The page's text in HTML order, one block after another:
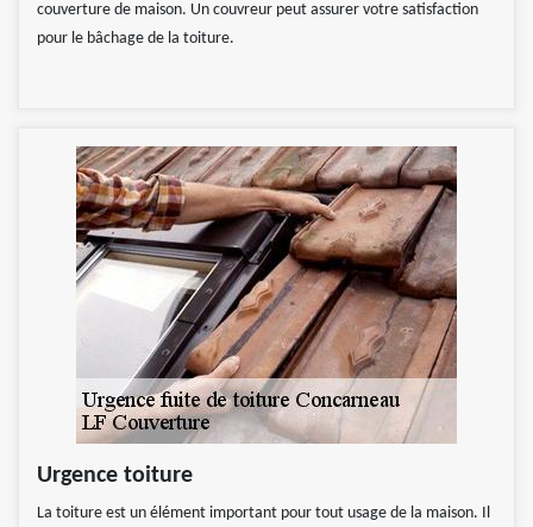
couverture de maison. Un couvreur peut assurer votre satisfaction
pour le bâchage de la toiture.
Urgence toiture
La toiture est un élément important pour tout usage de la maison. Il